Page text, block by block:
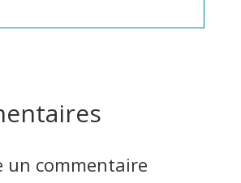
un commentaire